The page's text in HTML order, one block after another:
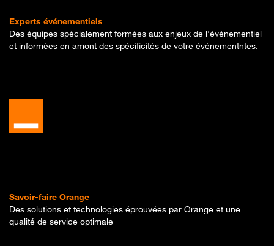
Experts événementiels
Des équipes spécialement formées aux enjeux de l'événementiel
et informées en amont des spécificités de votre événementntes.
Savoir-faire Orange
Des solutions et technologies éprouvées par Orange et une
qualité de service optimale